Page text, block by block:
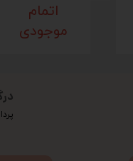
اتمام
موجودی